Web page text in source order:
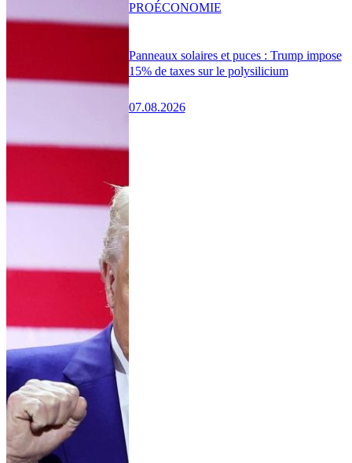
Panneaux solaires et puces : Trump impose
15% de taxes sur le polysilicium
07.08.2026
PROÉCONOMIE